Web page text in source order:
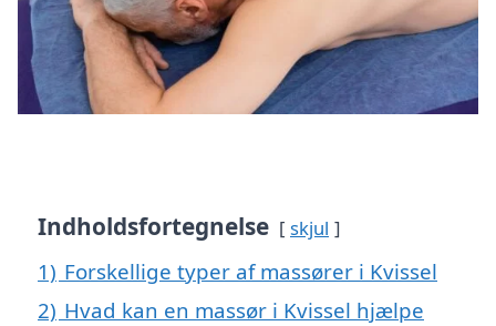
Indholdsfortegnelse skjul
1) Forskellige typer af massører i Kvissel
2) Hvad kan en massør i Kvissel hjælpe